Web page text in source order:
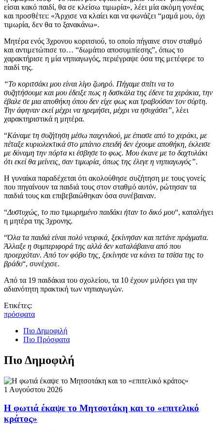
είσαι κακό παιδί, θα σε κλείσω τιμωρία», λέει μία ακόμη γονέας
και προσθέτει: «Άρχισε να κλαίει και να φωνάζει “μαμά μου, όχι
τιμωρία, δεν θα το ξανακάνω».
Μητέρα ενός 3χρονου κοριτσιού, το οποίο πήγαινε στον σταθμό
και αντιμετώπισε το… “δωμάτιο αποσυμπίεσης”, όπως το
χαρακτήρισε η μία νηπιαγωγός, περιέγραψε όσα της μετέφερε το
παιδί της.
“Το κοριτσάκι μου είναι λίγο ζωηρό. Πήγαμε σπίτι να το
συζητήσουμε και μου έδειξε πως η δασκάλα της έδενε τα χεράκια, την
έβαλε σε μια αποθήκη όπου δεν είχε φως και τραβούσαν τον σύρτη.
Την άφηναν εκεί μέχρι να ηρεμήσει, μέχρι να ησυχάσει”, λέει
χαρακτηριστικά η μητέρα.
“Κάναμε τη συζήτηση μέσω παιχνιδιού, με έπιασε από το χεράκι, με
πέταξε κυριολεκτικά στο μπάνιο επειδή δεν έχουμε αποθήκη, έκλεισε
με δύναμη την πόρτα κι έσβησε το φως. Μου έκανε με το δαχτυλάκι
ότι εκεί θα μείνεις, σαν τιμωρία, όπως της έλεγε η νηπιαγωγός”.
Η γυναίκα παραδέχεται ότι ακολούθησε συζήτηση με τους γονείς
που πηγαίνουν τα παιδιά τους στον σταθμό αυτόν, ρώτησαν τα
παιδιά τους και επιβεβαιώθηκαν όσα συνέβαιναν.
“Δυστυχώς, το πιο τιμωρημένο παιδάκι ήταν το δικό μου“, καταλήγει
η μητέρα της 3χρονης.
“Όλα τα παιδιά είναι πολύ νευρικά, ξεκίνησαν και πετάνε πράγματα.
Άλλαξε η συμπεριφορά της αλλά δεν καταλάβαινα από που
προερχόταν. Από τον φόβο της, ξεκίνησε να κάνει τα τσίσα της το
βράδυ“, συνέχισε.
Από τα 19 παιδάκια του σχολείου, τα 10 έχουν μιλήσει για την
αδιανότητη πρακτική των νηπιαγωγών.
Ετικέτες:
πρόσφατα
Πιο Δημοφιλή
Πιο Πρόσφατα
Πιο Δημοφιλή
1 Αυγούστου 2026
Η φωτιά έκαψε το Μητσοτάκη και το «επιτελικό
κράτος»